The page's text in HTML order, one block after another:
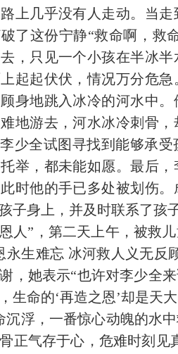
上几乎没有人走动。当
了这份宁静“救命啊，
，只见一个小孩在半冰
起起伏伏，情况万分危
顾身地跳入冰冷的河水中
地游去，河水冰冷刺骨
少全试图寻找到能够承
举，都未能如愿。最后
时他的手已多处被划伤
子身上，并及时联系了孩
人”，第二天上午，被救
永生难忘 冰河救人义无反
，她表示“也许对李少全
生命的‘再造之恩’却是天大
沉浮，一番惊心动魄的水
正气存于心，危难时刻